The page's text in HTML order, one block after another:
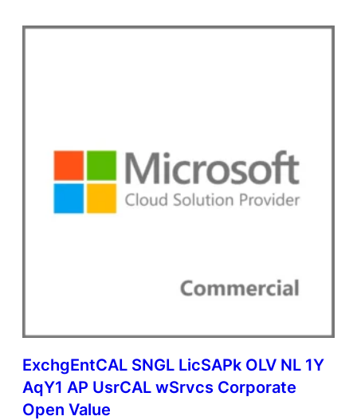
ExchgEntCAL SNGL LicSAPk OLV NL 1Y
AqY1 AP UsrCAL wSrvcs Corporate
Open Value